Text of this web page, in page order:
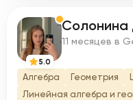
С
5.0
Солонина
11 месяцев в
Алгебра Геометрия
Линейная алгебра и